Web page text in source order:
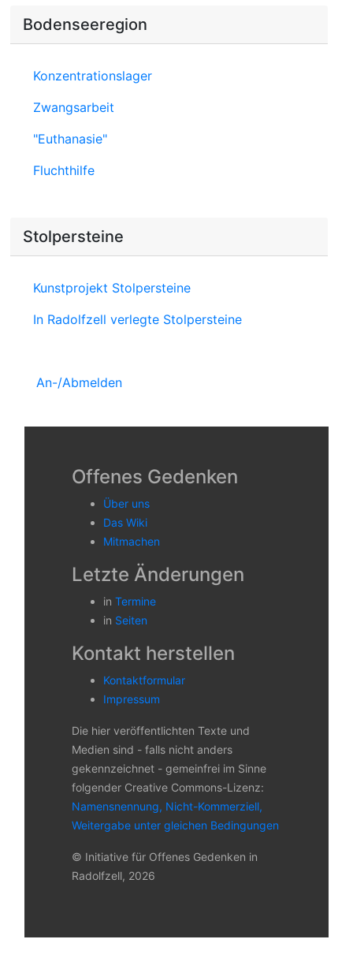
Bodenseeregion
Konzentrationslager
Zwangsarbeit
"Euthanasie"
Fluchthilfe
Stolpersteine
Kunstprojekt Stolpersteine
In Radolfzell verlegte Stolpersteine
An-/Abmelden
Offenes Gedenken
Über uns
Das Wiki
Mitmachen
Letzte Änderungen
in Termine
in Seiten
Kontakt herstellen
Kontaktformular
Impressum
Die hier veröffentlichten Texte und
Medien sind - falls nicht anders
gekennzeichnet - gemeinfrei im Sinne
folgender Creative Commons-Lizenz:
Namensnennung, Nicht-Kommerziell,
Weitergabe unter gleichen Bedingungen
© Initiative für Offenes Gedenken in
Radolfzell, 2026